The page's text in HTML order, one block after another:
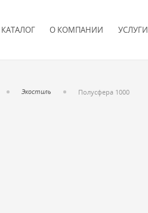
КАТАЛОГ О КОМПАНИИ УСЛУГИ
Экостиль Полусфера 1000